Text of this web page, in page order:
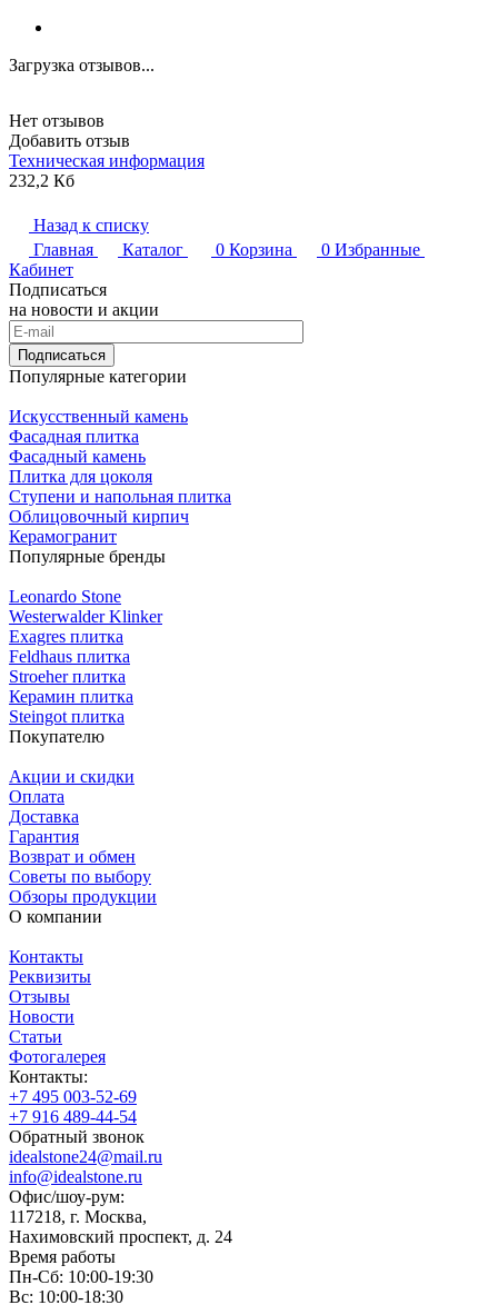
Загрузка отзывов...
Нет отзывов
Добавить отзыв
Техническая информация
232,2 Кб
Назад к списку
Главная
Каталог 0 Корзина 0 Избранные
Кабинет
Подписаться
на новости и акции
Подписаться
Популярные категории
Искусственный камень
Фасадная плитка
Фасадный камень
Плитка для цоколя
Ступени и напольная плитка
Облицовочный кирпич
Керамогранит
Популярные бренды
Leonardo Stone
Westerwalder Klinker
Exagres плитка
Feldhaus плитка
Stroeher плитка
Керамин плитка
Steingot плитка
Покупателю
Акции и скидки
Оплата
Доставка
Гарантия
Возврат и обмен
Советы по выбору
Обзоры продукции
О компании
Контакты
Реквизиты
Отзывы
Новости
Статьи
Фотогалерея
Контакты:
+7 495 003-52-69
+7 916 489-44-54
Обратный звонок
idealstone24@mail.ru
info@idealstone.ru
Офис/шоу-рум:
117218, г. Москва,
Нахимовский проспект, д. 24
Время работы
Пн-Сб: 10:00-19:30
Вс: 10:00-18:30